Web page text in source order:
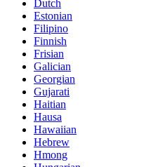
Dutch
Estonian
Filipino
Finnish
Frisian
Galician
Georgian
Gujarati
Haitian
Hausa
Hawaiian
Hebrew
Hmong